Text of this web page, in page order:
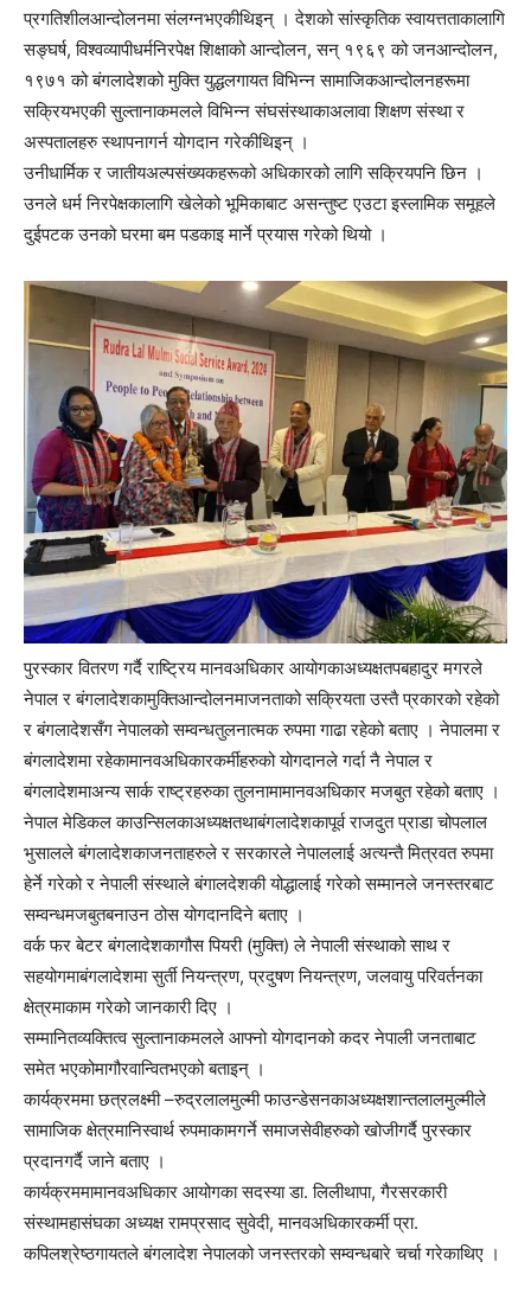
प्रगतिशीलआन्दोलनमा संलग्नभएकीथिइन् । देशको सांस्कृतिक स्वायत्तताकालागि
सङ्घर्ष, विश्वव्यापीधर्मनिरपेक्ष शिक्षाको आन्दोलन, सन् १९६९ को जनआन्दोलन,
१९७१ को बंगलादेशको मुक्ति युद्धलगायत विभिन्न सामाजिकआन्दोलनहरूमा
सक्रियभएकी सुल्तानाकमलले विभिन्न संघसंस्थाकाअलावा शिक्षण संस्था र
अस्पतालहरु स्थापनागर्न योगदान गरेकीथिइन् ।
उनीधार्मिक र जातीयअल्पसंख्यकहरूको अधिकारको लागि सक्रियपनि छिन ।
उनले धर्म निरपेक्षकालागि खेलेको भूमिकाबाट असन्तुष्ट एउटा इस्लामिक समूहले
दुईपटक उनको घरमा बम पडकाइ मार्ने प्रयास गरेको थियो ।
पुरस्कार वितरण गर्दै राष्ट्रिय मानवअधिकार आयोगकाअध्यक्षतपबहादुर मगरले
नेपाल र बंगलादेशकामुक्तिआन्दोलनमाजनताको सक्रियता उस्तै प्रकारको रहेको
र बंगलादेशसँग नेपालको सम्वन्धतुलनात्मक रुपमा गाढा रहेको बताए । नेपालमा र
बंगलादेशमा रहेकामानवअधिकारकर्मीहरुको योगदानले गर्दा नै नेपाल र
बंगलादेशमाअन्य सार्क राष्ट्रहरुका तुलनामामानवअधिकार मजबुत रहेको बताए ।
नेपाल मेडिकल काउन्सिलकाअध्यक्षतथाबंगलादेशकापूर्व राजदुत प्राडा चोपलाल
भुसालले बंगलादेशकाजनताहरुले र सरकारले नेपाललाई अत्यन्तै मित्रवत रुपमा
हेर्ने गरेको र नेपाली संस्थाले बंगालदेशकी योद्धालाई गरेको सम्मानले जनस्तरबाट
सम्वन्धमजबुतबनाउन ठोस योगदानदिने बताए ।
वर्क फर बेटर बंगलादेशकागौस पियरी (मुक्ति) ले नेपाली संस्थाको साथ र
सहयोगमाबंगलादेशमा सुर्ती नियन्त्रण, प्रदुषण नियन्त्रण, जलवायु परिवर्तनका
क्षेत्रमाकाम गरेको जानकारी दिए ।
सम्मानितव्यक्तित्व सुल्तानाकमलले आफ्नो योगदानको कदर नेपाली जनताबाट
समेत भएकोमागौरवान्वितभएको बताइन् ।
कार्यक्रममा छत्रलक्ष्मी –रुद्रलालमुल्मी फाउन्डेसनकाअध्यक्षशान्तलालमुल्मीले
सामाजिक क्षेत्रमानिस्वार्थ रुपमाकामगर्ने समाजसेवीहरुको खोजीगर्दै पुरस्कार
प्रदानगर्दै जाने बताए ।
कार्यक्रममामानवअधिकार आयोगका सदस्या डा. लिलीथापा, गैरसरकारी
संस्थामहासंघका अध्यक्ष रामप्रसाद सुवेदी, मानवअधिकारकर्मी प्रा.
कपिलश्रेष्ठगायतले बंगलादेश नेपालको जनस्तरको सम्वन्धबारे चर्चा गरेकाथिए ।